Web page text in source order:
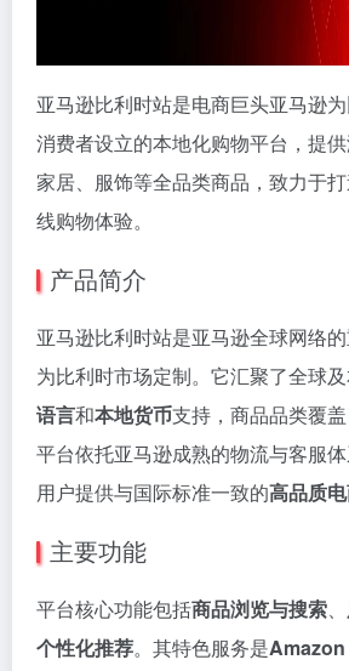
亚马逊比利时站是电商巨头亚马逊
消费者设立的本地化购物平台，提供
家居、服饰等全品类商品，致力于
线购物体验。
产品简介
亚马逊比利时站是亚马逊全球网络
为比利时市场定制。它汇聚了全球
语言和本地货币支持，商品品类覆
平台依托亚马逊成熟的物流与客服
用户提供与国际标准一致的高品质
主要功能
平台核心功能包括商品浏览与搜索、
个性化推荐。其特色服务是Amazon